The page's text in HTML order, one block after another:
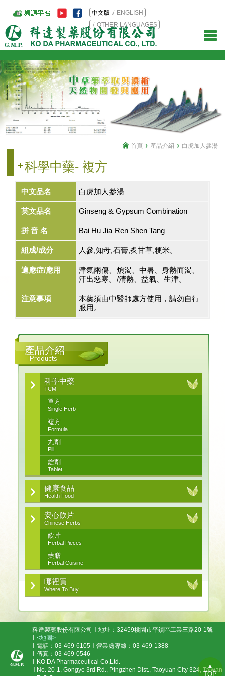
中文版
ENGLISH
OTHER LANGUAGES
科學中藥- 複方
首頁 產品介紹 白虎加人參湯
中文品名 白虎加人參湯
英文品名 Ginseng & Gypsum Combination
拼 音 名 Bai Hu Jia Ren Shen Tang
組成/成分 人參,知母,石膏,炙甘草,粳米。
適應症/應用
津氣兩傷、煩渴、中暑、身熱而渴、
汗出惡寒。/清熱、益氣、生津。
注意事項
本藥須由中醫師處方使用，請勿自行
服用。
產品介紹
Products
科學中藥
TCM
單方
Single Herb
複方
Formula
丸劑
Pill
錠劑
Tablet
健康食品
Health Food
安心飲片
Chinese Herbs
飲片
Herbal Pieces
藥膳
Herbal Cuisine
哪裡買
Where To Buy
科達製藥股份有限公司
地址：32459桃園市平鎮區工業三路20-1號
<地圖>
電話：03-469-6105
營業處專線：03-469-1388
傳真：03-469-0546
KO DA Pharmaceutical Co,Ltd.
No. 20-1, Gongye 3rd Rd., Pingzhen Dist., Taoyuan City 324, Taiwan
▲
TOP